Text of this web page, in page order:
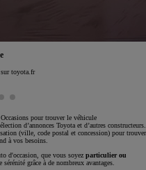
pour trouver le véhicule
d’annonces Toyota et d’autres constructeurs.
(ville, code postal et concession) pour trouver
à vos besoins.
d'occasion, que vous soyez particulier ou
grâce à de nombreux avantages.